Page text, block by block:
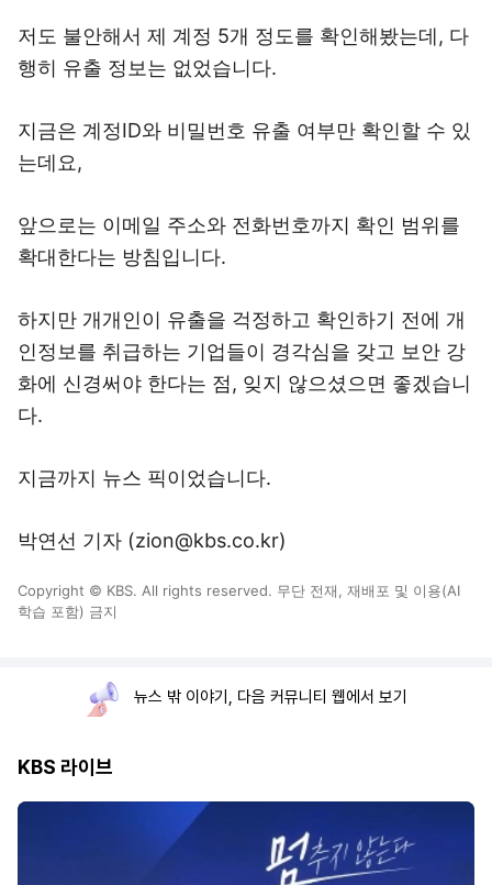
저도 불안해서 제 계정 5개 정도를 확인해봤는데, 다
행히 유출 정보는 없었습니다.
지금은 계정ID와 비밀번호 유출 여부만 확인할 수 있
는데요,
앞으로는 이메일 주소와 전화번호까지 확인 범위를
확대한다는 방침입니다.
하지만 개개인이 유출을 걱정하고 확인하기 전에 개
인정보를 취급하는 기업들이 경각심을 갖고 보안 강
화에 신경써야 한다는 점, 잊지 않으셨으면 좋겠습니
다.
지금까지 뉴스 픽이었습니다.
박연선 기자 (zion@kbs.co.kr)
Copyright © KBS. All rights reserved. 무단 전재, 재배포 및 이용(AI
학습 포함) 금지
뉴스 밖 이야기, 다음 커뮤니티 웹에서 보기
KBS 라이브